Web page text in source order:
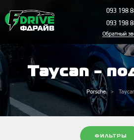
093 198
093 198
Обратный
Taycan -
Porsche
ФИЛЬТРЫ